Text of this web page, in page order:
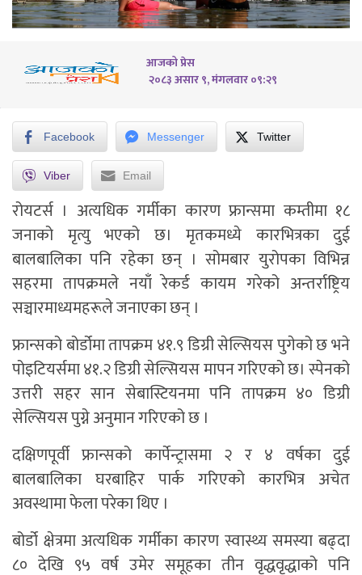
आजको प्रेस
२०८३ असार ९, मंगलवार ०९:२९
Facebook Messenger Twitter
Viber Email
रोयटर्स । अत्यधिक गर्मीका कारण फ्रान्समा कम्तीमा १८
जनाको मृत्यु भएको छ। मृतकमध्ये कारभित्रका दुई
बालबालिका पनि रहेका छन् । सोमबार युरोपका विभिन्न
सहरमा तापक्रमले नयाँ रेकर्ड कायम गरेको अन्तर्राष्ट्रिय
सञ्चारमाध्यमहरूले जनाएका छन् ।
फ्रान्सको बोर्डोमा तापक्रम ४१.९ डिग्री सेल्सियस पुगेको छ भने
पोइटियर्समा ४१.२ डिग्री सेल्सियस मापन गरिएको छ। स्पेनको
उत्तरी सहर सान सेबास्टियनमा पनि तापक्रम ४० डिग्री
सेल्सियस पुग्ने अनुमान गरिएको छ ।
दक्षिणपूर्वी फ्रान्सको कार्पेन्ट्रासमा २ र ४ वर्षका दुई
बालबालिका घरबाहिर पार्क गरिएको कारभित्र अचेत
अवस्थामा फेला परेका थिए ।
बोर्डो क्षेत्रमा अत्यधिक गर्मीका कारण स्वास्थ्य समस्या बढ्दा
८० देखि ९५ वर्ष उमेर समूहका तीन वृद्धवृद्धाको पनि